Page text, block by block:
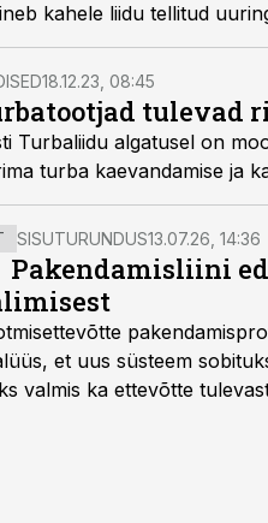
kahele liidu tellitud
18.12.23, 08:45
tulevad
Turbaliidu algatusel on
turba kaevandamise ja
SISUTURUNDUS13.07.26, 14:36
Pakendamisliini
et uus süsteem
valmis ka ettevõtte